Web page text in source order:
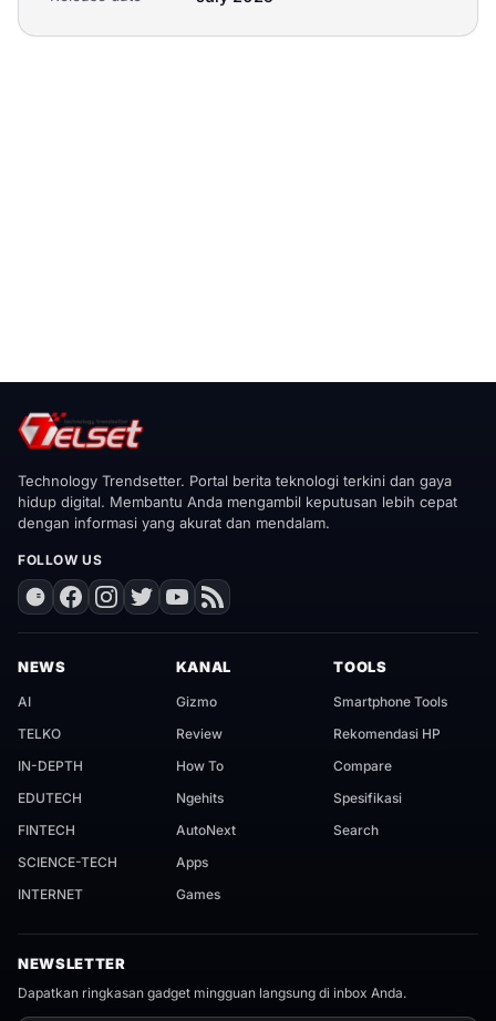
Technology Trendsetter. Portal berita teknologi terkini dan gaya
hidup digital. Membantu Anda mengambil keputusan lebih cepat
dengan informasi yang akurat dan mendalam.
FOLLOW US
NEWS
AI
TELKO
IN-DEPTH
EDUTECH
FINTECH
SCIENCE-TECH
INTERNET
KANAL
Gizmo
Review
How To
Ngehits
AutoNext
Apps
Games
TOOLS
Smartphone Tools
Rekomendasi HP
Compare
Spesifikasi
Search
NEWSLETTER
Dapatkan ringkasan gadget mingguan langsung di inbox Anda.